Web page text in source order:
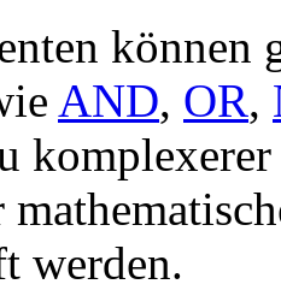
können
AND, OR,
werden.